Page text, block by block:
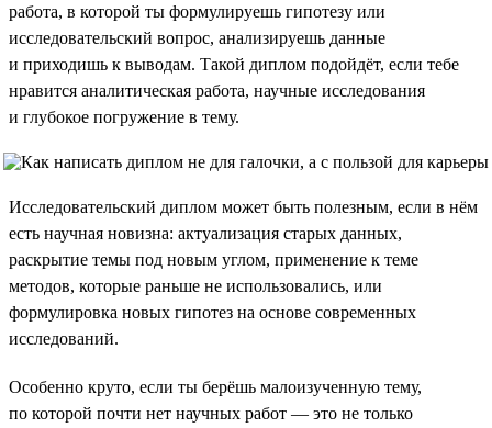
работа, в которой ты формулируешь гипотезу или
исследовательский вопрос, анализируешь данные
и приходишь к выводам. Такой диплом подойдёт, если тебе
нравится аналитическая работа, научные исследования
и глубокое погружение в тему.
Исследовательский диплом может быть полезным, если в нём
есть научная новизна: актуализация старых данных,
раскрытие темы под новым углом, применение к теме
методов, которые раньше не использовались, или
формулировка новых гипотез на основе современных
исследований.
Особенно круто, если ты берёшь малоизученную тему,
по которой почти нет научных работ — это не только